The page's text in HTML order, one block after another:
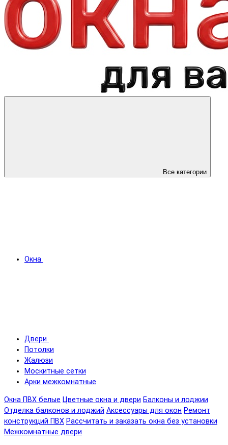
Все категории
Окна
Двери
Потолки
Жалюзи
Москитные сетки
Арки межкомнатные
Окна ПВХ белые Цветные окна и двери Балконы и лоджии
Отделка балконов и лоджий Аксессуары для окон Ремонт
конструкций ПВХ Рассчитать и заказать окна без установки
Межкомнатные двери